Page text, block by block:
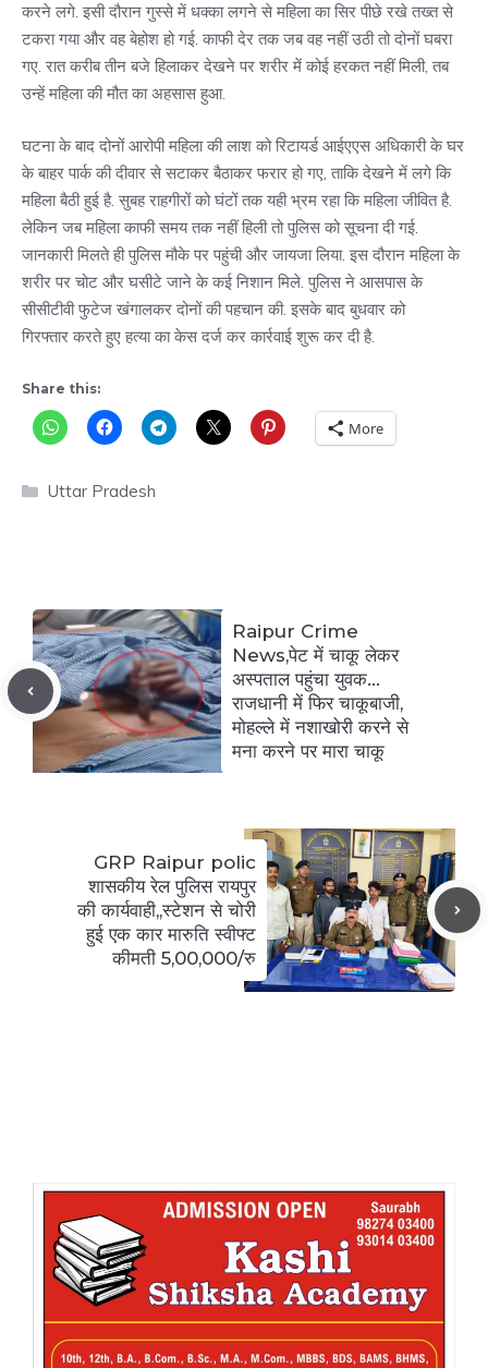
करने लगे. इसी दौरान गुस्से में धक्का लगने से महिला का सिर पीछे रखे तख्त से
टकरा गया और वह बेहोश हो गई. काफी देर तक जब वह नहीं उठी तो दोनों घबरा
गए. रात करीब तीन बजे हिलाकर देखने पर शरीर में कोई हरकत नहीं मिली, तब
उन्हें महिला की मौत का अहसास हुआ.
घटना के बाद दोनों आरोपी महिला की लाश को रिटायर्ड आईएएस अधिकारी के घर
के बाहर पार्क की दीवार से सटाकर बैठाकर फरार हो गए, ताकि देखने में लगे कि
महिला बैठी हुई है. सुबह राहगीरों को घंटों तक यही भ्रम रहा कि महिला जीवित है.
लेकिन जब महिला काफी समय तक नहीं हिली तो पुलिस को सूचना दी गई.
जानकारी मिलते ही पुलिस मौके पर पहुंची और जायजा लिया. इस दौरान महिला के
शरीर पर चोट और घसीटे जाने के कई निशान मिले. पुलिस ने आसपास के
सीसीटीवी फुटेज खंगालकर दोनों की पहचान की. इसके बाद बुधवार को
गिरफ्तार करते हुए हत्या का केस दर्ज कर कार्रवाई शुरू कर दी है.
Share this:
More
Categories
Uttar Pradesh
Raipur Crime
News,पेट में चाकू लेकर
अस्पताल पहुंचा युवक…
राजधानी में फिर चाकूबाजी,
मोहल्ले में नशाखोरी करने से
मना करने पर मारा चाकू
GRP Raipur polic
शासकीय रेल पुलिस रायपुर
की कार्यवाही,,स्टेशन से चोरी
हुई एक कार मारुति स्वीफ्ट
कीमती 5,00,000/रु